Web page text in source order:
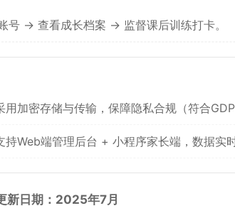
号 → 查看成长档案 → 监督课后训练打卡。
用加密存储与传输，保障隐私合规（符合
持Web端管理后台 + 小程序家长端，数据实时
新日期：2025年7月​